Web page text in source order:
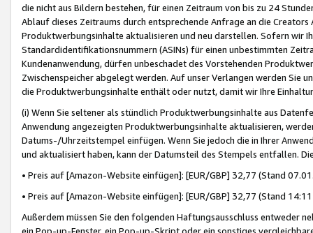
die nicht aus Bildern bestehen, für einen Zeitraum von bis zu 24
Ablauf dieses Zeitraums durch entsprechende Anfrage an die
Produktwerbungsinhalte aktualisieren und neu darstellen. Sofern wir
Standardidentifikationsnummern (ASINs) für einen unbestimmten
Kundenanwendung, dürfen unbeschadet des Vorstehenden
Zwischenspeicher abgelegt werden. Auf unser Verlangen werden Sie
die Produktwerbungsinhalte enthält oder nutzt, damit wir Ihre
(i) Wenn Sie seltener als stündlich Produktwerbungsinhalte aus
Anwendung angezeigten Produktwerbungsinhalte aktualisieren,
Datums-/Uhrzeitstempel einfügen. Wenn Sie jedoch die in Ihrer
und aktualisiert haben, kann der Datumsteil des Stempels entfallen.
• Preis auf [Amazon-Website einfügen]: [EUR/GBP] 32,77 (Stand
• Preis auf [Amazon-Website einfügen]: [EUR/GBP] 32,77 (Stand
Außerdem müssen Sie den folgenden Haftungsausschluss entweder
ein Pop-up-Fenster, ein Pop-up-Skript oder ein sonstiges